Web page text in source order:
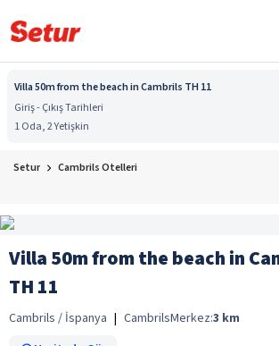
Villa 50m from the beach in Cambrils TH 11
Giriş - Çıkış Tarihleri
1 Oda, 2 Yetişkin
Setur Cambrils Otelleri
Villa 50m from the beach in
TH 11
Cambrils / İspanya | CambrilsMerkez:3 km